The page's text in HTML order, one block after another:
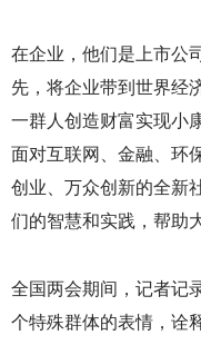
在企业，他们是上市公
先，将企业带到世界经
一群人创造财富实现小
面对互联网、金融、环
创业、万众创新的全新
们的智慧和实践，帮助
全国两会期间，记者记
个特殊群体的表情，诠